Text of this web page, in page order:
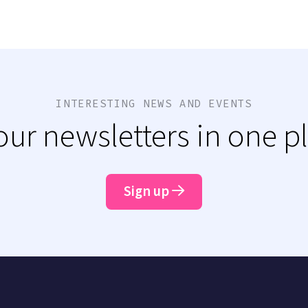
INTERESTING NEWS AND EVENTS
newsletters in one
Sign up